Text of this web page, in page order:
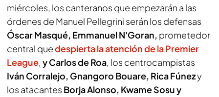
miércoles, los canteranos que empezarán a las
órdenes de Manuel Pellegrini serán los defensas
Óscar Masqué, Emmanuel N'Goran, prometedor
central quedespierta la atención de la Premier
League, y Carlos de Roa, los centrocampistas
Iván Corralejo, Gnangoro Bouare, Rica Fúnezy
los atacantes Borja Alonso, Kwame Sosu y